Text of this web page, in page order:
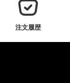
注文履歴